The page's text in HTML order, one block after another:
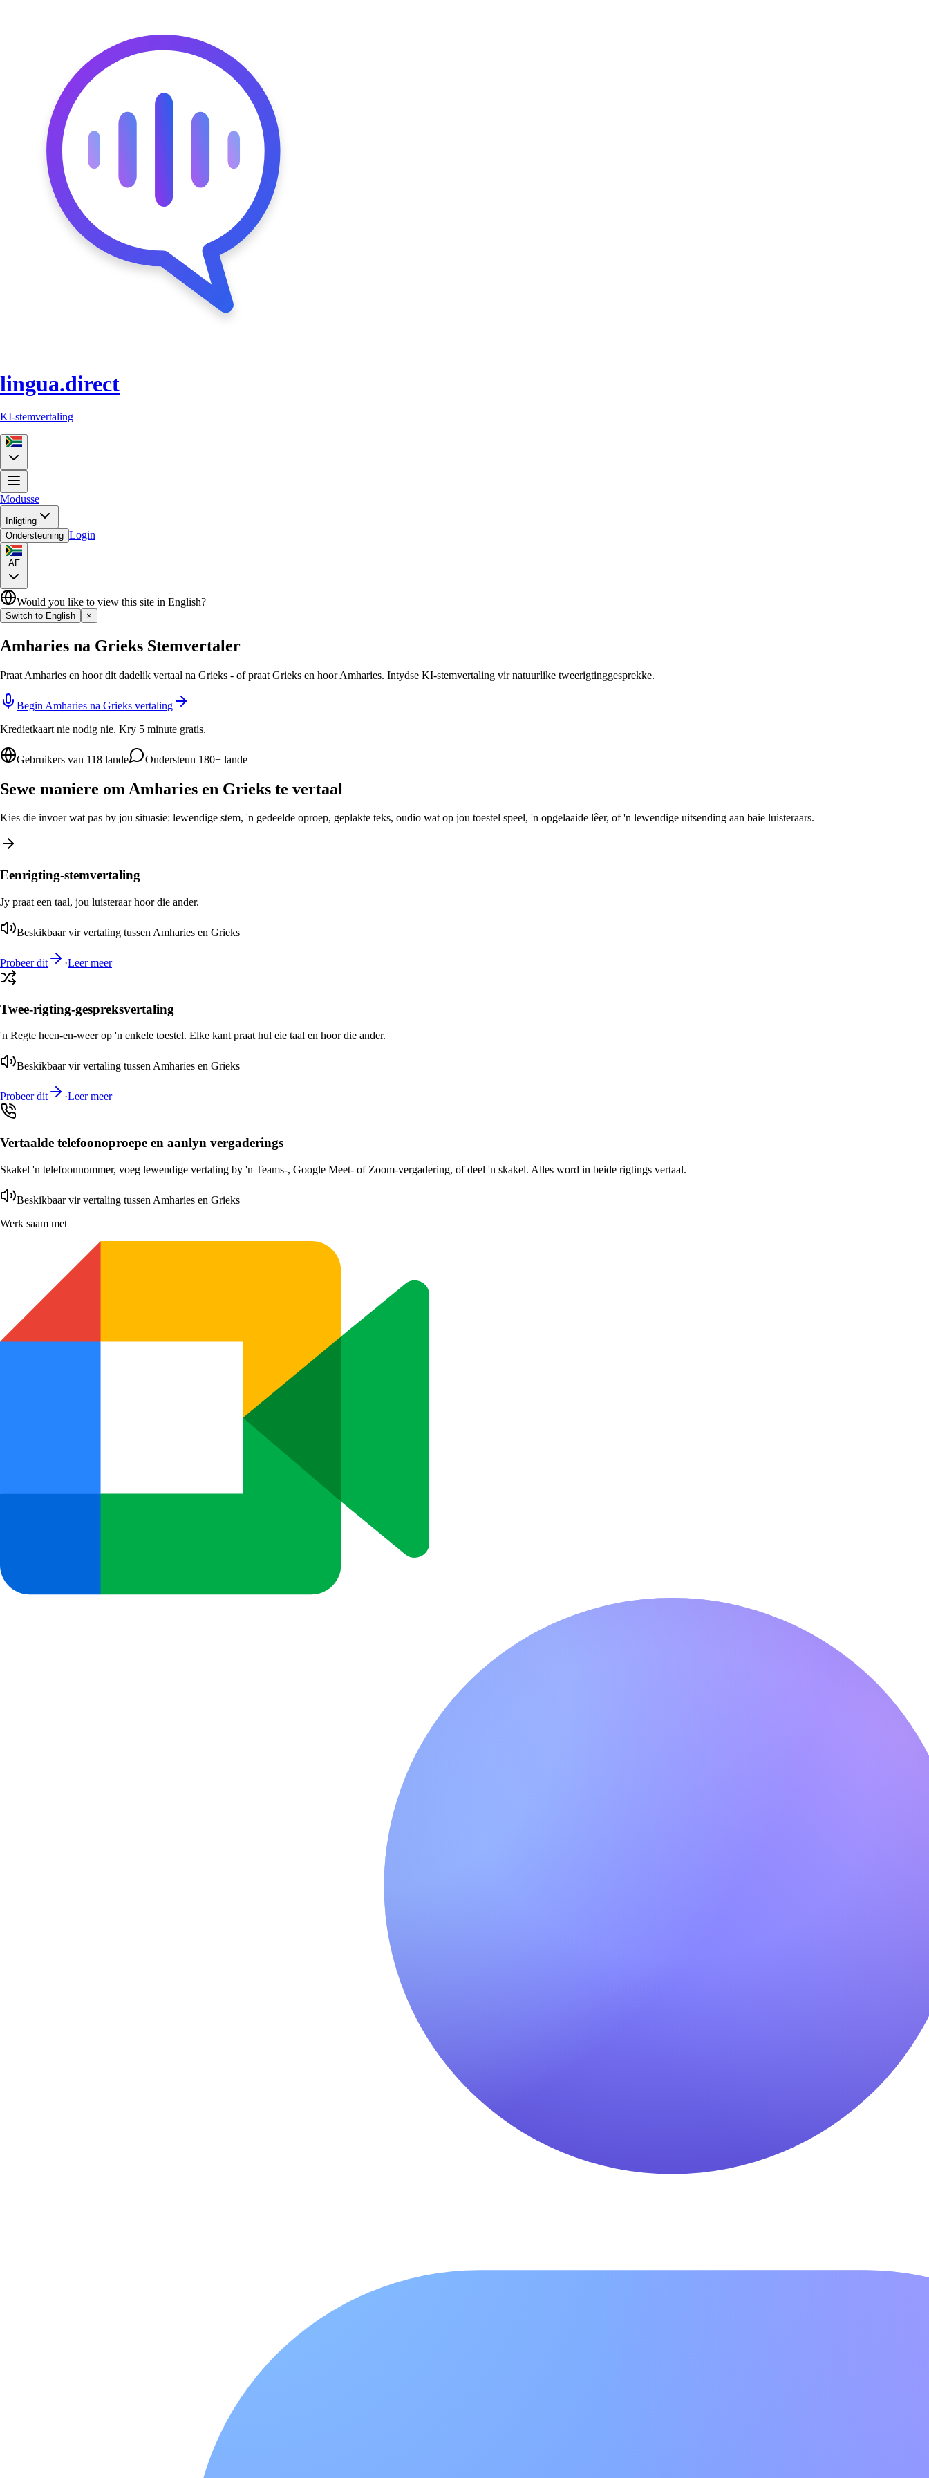
lingua.direct
KI-stemvertaling
Modusse
Inligting
Ondersteuning Login
AF
Would you like to view this site in English?
Switch to English ×
Amharies na Grieks Stemvertaler
Praat Amharies en hoor dit dadelik vertaal na Grieks - of praat Grieks en hoor Amharies. Intydse KI-stemvertaling vir natuurlike tweerigtinggesprekke.
Begin Amharies na Grieks vertaling
Kredietkaart nie nodig nie. Kry 5 minute gratis.
Gebruikers van 118 lande Ondersteun 180+ lande
Sewe maniere om Amharies en Grieks te vertaal
Kies die invoer wat pas by jou situasie: lewendige stem, 'n gedeelde oproep, geplakte teks, oudio wat op jou toestel speel, 'n opgelaaide lêer, of 'n lewendige uitsending aan baie luisteraars.
Eenrigting-stemvertaling
Jy praat een taal, jou luisteraar hoor die ander.
Beskikbaar vir vertaling tussen Amharies en Grieks
Probeer dit ·Leer meer
Twee-rigting-gespreksvertaling
'n Regte heen-en-weer op 'n enkele toestel. Elke kant praat hul eie taal en hoor die ander.
Beskikbaar vir vertaling tussen Amharies en Grieks
Probeer dit ·Leer meer
Vertaalde telefoonoproepe en aanlyn vergaderings
Skakel 'n telefoonnommer, voeg lewendige vertaling by 'n Teams-, Google Meet- of Zoom-vergadering, of deel 'n skakel. Alles word in beide rigtings vertaal.
Beskikbaar vir vertaling tussen Amharies en Grieks
Werk saam met